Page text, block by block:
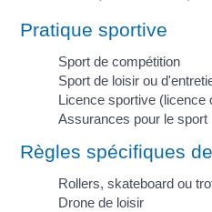
Pratique sportive
Sport de compétition
Sport de loisir ou
Licence sportive (licence
Assurances pour le sport
Règles spécifiques
Rollers, skateboard ou
Drone de loisir